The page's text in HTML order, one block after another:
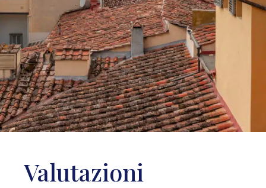
Valutazioni